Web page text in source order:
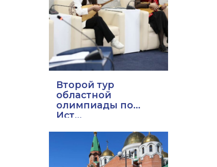
Второй тур
областной
олимпиады по
Ист...